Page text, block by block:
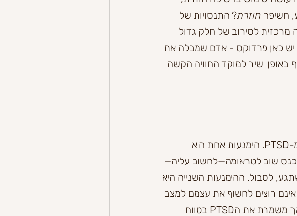
חשיפה חוזרת? התנסויות של
מרכזית לסירוב של חלק גדול
יש כאן פרדוקס - אדם שמבלה את
באופן ישיר למוקד החוויה הקשה
המאפיין את הסובלים מ-PTSD. הימנעות אחת היא
שוב לטראומה—לחשוב עליה—
לסבול. ההימנעות השנייה היא
רוצים לחשוף את עצמם למצב
מסוכן דומה שוב. כל הימנעות מספקת הקלה לטווח הקצר, אך משמרת את הPTSD בטווח